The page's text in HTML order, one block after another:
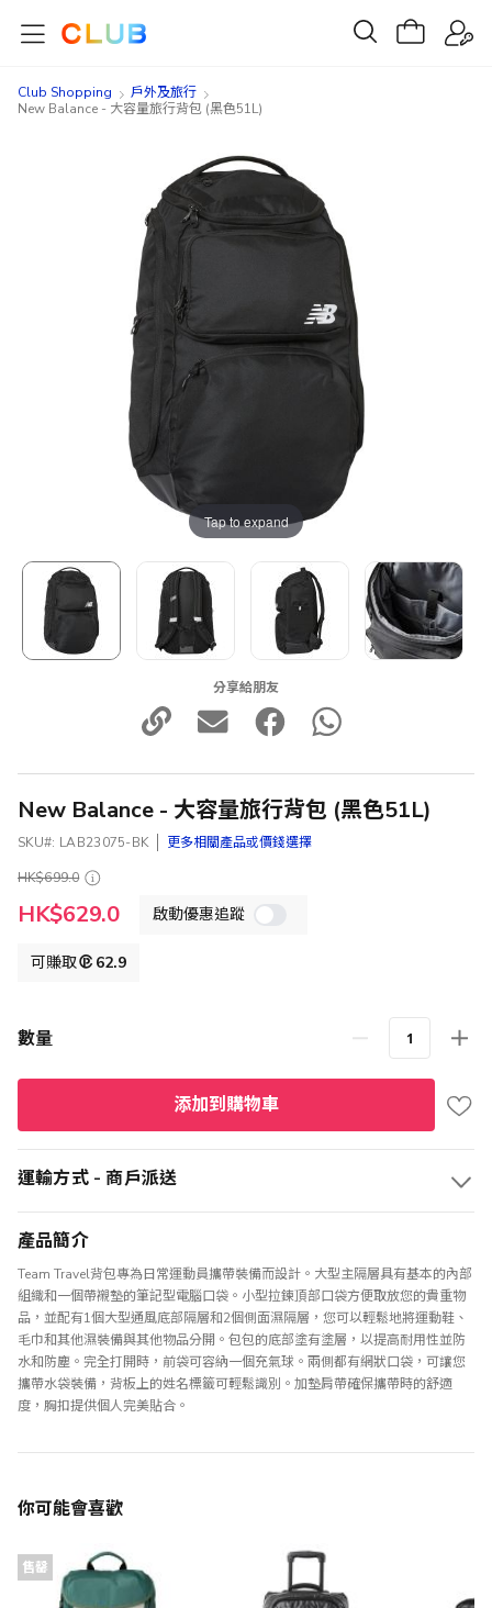
Club Shopping
戶外及旅行
New Balance - 大容量旅行背包 (黑色51L)
Tap to expand
分享給朋友
New Balance - 大容量旅行背包 (黑色51L)
SKU LAB23075-BK
更多相關產品或價錢選擇
HK$699.0
特
殊
HK$629.0 啟動優惠追蹤
可賺取 62.9
數量
添加到購物車
運輸方式 - 商戶派送
產品簡介
Team Travel背包專為日常運動員攜帶裝備而設計。大型主隔層具有基本的內部
組織和一個帶襯墊的筆記型電腦口袋。小型拉鍊頂部口袋方便取放您的貴重物
品，並配有1個大型通風底部隔層和2個側面濕隔層，您可以輕鬆地將運動鞋、
毛巾和其他濕裝備與其他物品分開。包包的底部塗有塗層，以提高耐用性並防
水和防塵。完全打開時，前袋可容納一個充氣球。兩側都有網狀口袋，可讓您
攜帶水袋裝備，背板上的姓名標籤可輕鬆識別。加墊肩帶確保攜帶時的舒適
度，胸扣提供個人完美貼合。
你可能會喜歡
售罄